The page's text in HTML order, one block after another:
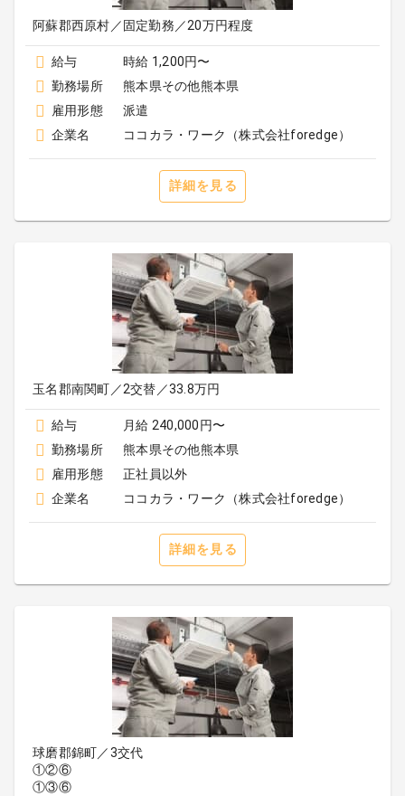
阿蘇郡西原村／固定勤務／20万円程度
給与
時給 1,200円〜
勤務場所
熊本県その他熊本県
雇用形態
派遣
企業名
ココカラ・ワーク（株式会社foredge）
詳細を見る
玉名郡南関町／2交替／33.8万円
給与
月給 240,000円〜
勤務場所
熊本県その他熊本県
雇用形態
正社員以外
企業名
ココカラ・ワーク（株式会社foredge）
詳細を見る
球磨郡錦町／3交代
①②⑥
①③⑥